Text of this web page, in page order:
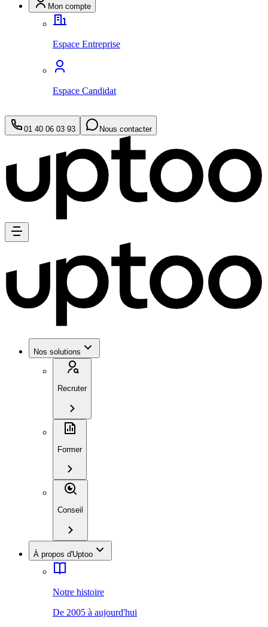
Mon compte
Espace Entreprise
Espace Candidat
01 40 06 03 93 Nous contacter
Nos solutions
Recruter
Former
Conseil
À propos d'Uptoo
Notre histoire
De 2005 à aujourd'hui